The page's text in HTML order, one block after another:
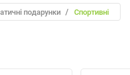
подарунки спортивні